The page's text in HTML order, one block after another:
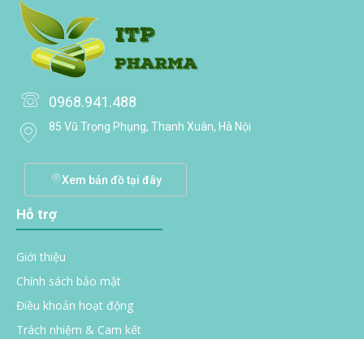
0968.941.488
85 Vũ Trọng Phụng, Thanh Xuân, Hà Nội
Xem bản đồ tại đây
Hỗ trợ
Giới thiệu
Chính sách bảo mật
Điều khoản hoạt động
Trách nhiệm & Cam kết